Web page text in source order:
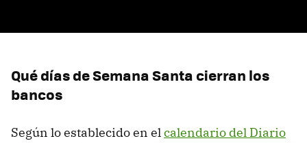
Qué días de Semana Santa cierran los
bancos
Según lo establecido en elcalendario del Diario